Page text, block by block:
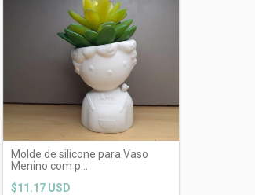
Molde de silicone para Vaso
Menino com p...
$11.17 USD